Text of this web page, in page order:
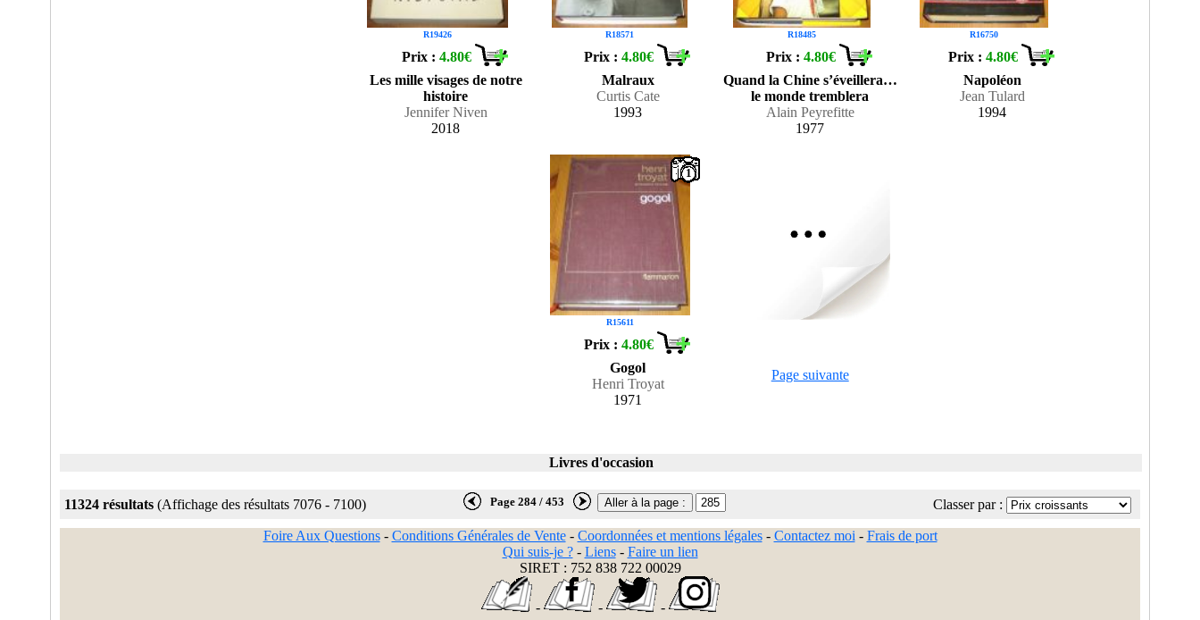
R19426
Prix :4.80€
Les mille visages de notre
histoire
Jennifer Niven
2018
R18571
Prix :4.80€
Malraux
Curtis Cate
1993
R18485
Prix :4.80€
Quand la Chine s’éveillera…
le monde tremblera
Alain Peyrefitte
1977
R16750
Prix :4.80€
Napoléon
Jean Tulard
1994
R15611
1
Prix :4.80€
Gogol
Henri Troyat
1971
Page suivante
Livres d'occasion
11324 résultats (Affichage des résultats 7076 - 7100) Page 284 / 453 Classer par :
Foire Aux Questions- Conditions Générales de Vente- Coordonnées et mentions légales- Contactez moi - Frais de port
Qui suis-je ?- Liens- Faire un lien
SIRET : 752 838 722 00029
- - -